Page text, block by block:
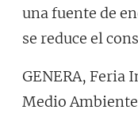
una fuente de
se reduce el
GENERA, Feria
Medio